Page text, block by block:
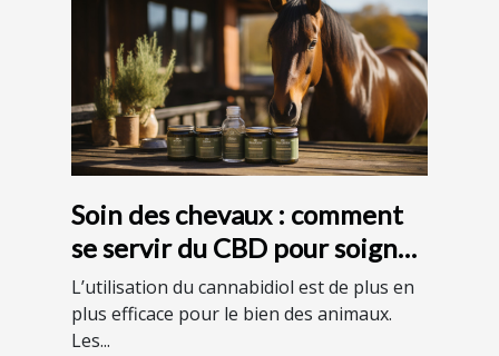
Soin des chevaux : comment
se servir du CBD pour soigner
son cheval ?
L’utilisation du cannabidiol est de plus en
plus efficace pour le bien des animaux.
Les...